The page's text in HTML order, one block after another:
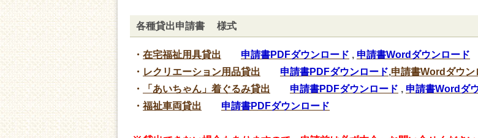
各種貸出申請書 様式
・ 在宅福祉用具貸出 申請書PDFダウンロード , 申請書Wordダウンロード
・ レクリエーション用品貸出 申請書PDFダウンロード,申請書Wordダウン
・
「あいちゃん」着ぐるみ貸出 申請書PDFダウンロード , 申請書Wordダ
・ 福祉車両貸出 申請書PDFダウンロード